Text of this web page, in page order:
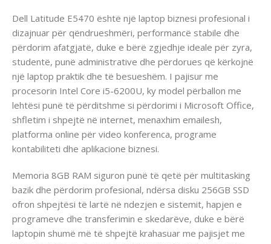
Dell Latitude E5470 është një laptop biznesi profesional i
dizajnuar për qëndrueshmëri, performancë stabile dhe
përdorim afatgjatë, duke e bërë zgjedhje ideale për zyra,
studentë, punë administrative dhe përdorues që kërkojnë
një laptop praktik dhe të besueshëm. I pajisur me
procesorin Intel Core i5-6200U, ky model përballon me
lehtësi punë të përditshme si përdorimi i Microsoft Office,
shfletim i shpejtë në internet, menaxhim emailesh,
platforma online për video konferenca, programe
kontabiliteti dhe aplikacione biznesi.
Memoria 8GB RAM siguron punë të qetë për multitasking
bazik dhe përdorim profesional, ndërsa disku 256GB SSD
ofron shpejtësi të lartë në ndezjen e sistemit, hapjen e
programeve dhe transferimin e skedarëve, duke e bërë
laptopin shumë më të shpejtë krahasuar me pajisjet me